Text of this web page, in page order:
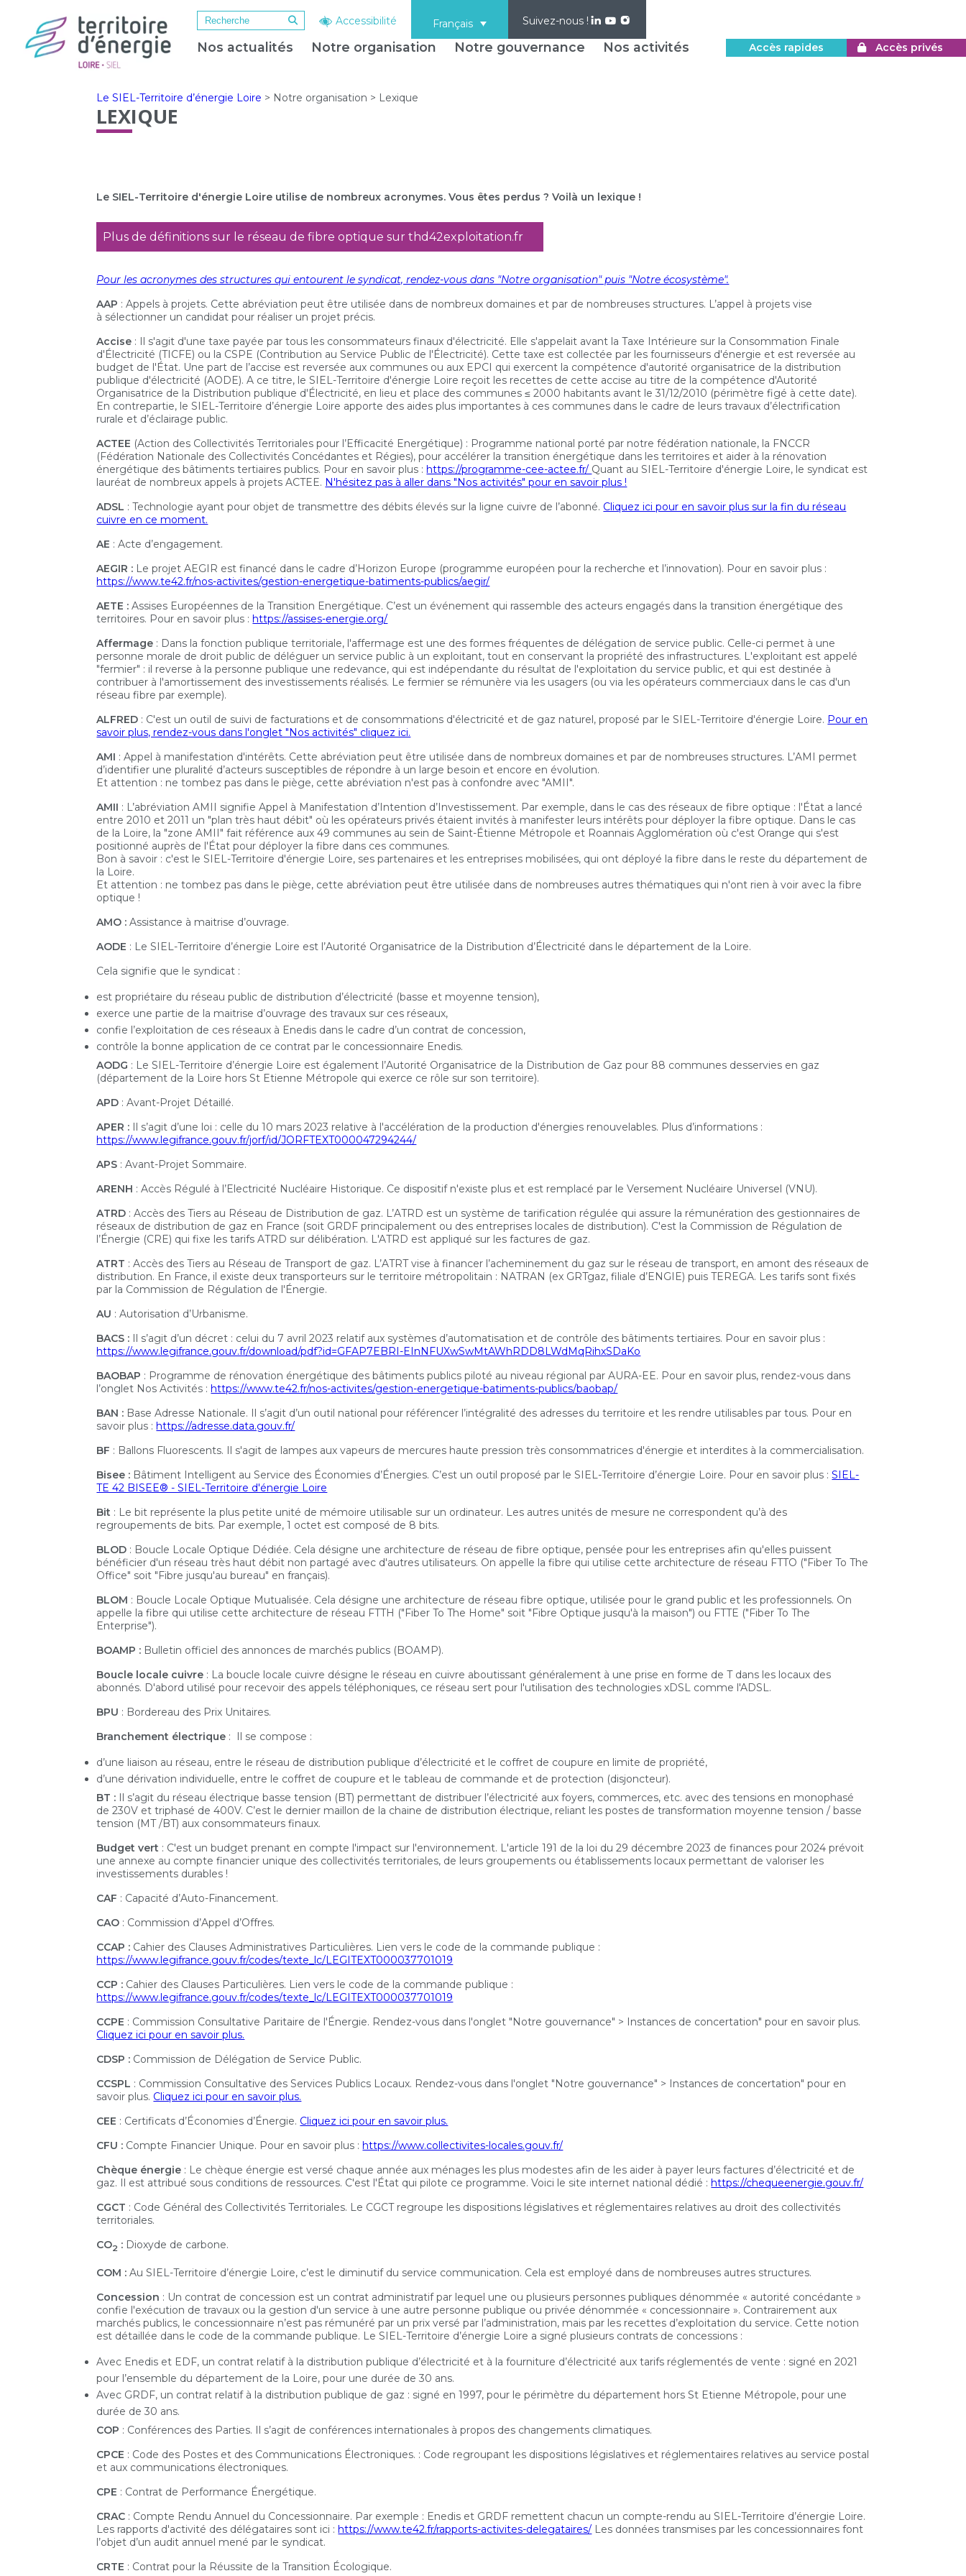
Accessibilité Français Suivez-nous !
Nos actualités Notre organisation Notre gouvernance Nos activités Accès rapides Accès privés
Le SIEL-Territoire d’énergie Loire > Notre organisation > Lexique
LEXIQUE
Le SIEL-Territoire d'énergie Loire utilise de nombreux acronymes. Vous êtes perdus ? Voilà un lexique !
Plus de définitions sur le réseau de fibre optique sur thd42exploitation.fr
Pour les acronymes des structures qui entourent le syndicat, rendez-vous dans "Notre organisation" puis "Notre écosystème".
AAP : Appels à projets. Cette abréviation peut être utilisée dans de nombreux domaines et par de nombreuses structures. L’appel à projets vise
à sélectionner un candidat pour réaliser un projet précis.
Accise : Il s'agit d'une taxe payée par tous les consommateurs finaux d'électricité. Elle s'appelait avant la Taxe Intérieure sur la Consommation Finale
d'Électricité (TICFE) ou la CSPE (Contribution au Service Public de l'Électricité). Cette taxe est collectée par les fournisseurs d'énergie et est reversée au
budget de l'État. Une part de l’accise est reversée aux communes ou aux EPCI qui exercent la compétence d'autorité organisatrice de la distribution
publique d'électricité (AODE). A ce titre, le SIEL-Territoire d'énergie Loire reçoit les recettes de cette accise au titre de la compétence d'Autorité
Organisatrice de la Distribution publique d'Électricité, en lieu et place des communes ≤ 2000 habitants avant le 31/12/2010 (périmètre figé à cette date).
En contrepartie, le SIEL-Territoire d’énergie Loire apporte des aides plus importantes à ces communes dans le cadre de leurs travaux d’électrification
rurale et d’éclairage public.
ACTEE (Action des Collectivités Territoriales pour l’Efficacité Energétique) : Programme national porté par notre fédération nationale, la FNCCR
(Fédération Nationale des Collectivités Concédantes et Régies), pour accélérer la transition énergétique dans les territoires et aider à la rénovation
énergétique des bâtiments tertiaires publics. Pour en savoir plus : https://programme-cee-actee.fr/ Quant au SIEL-Territoire d'énergie Loire, le syndicat est
lauréat de nombreux appels à projets ACTEE. N'hésitez pas à aller dans "Nos activités" pour en savoir plus !
ADSL : Technologie ayant pour objet de transmettre des débits élevés sur la ligne cuivre de l’abonné. Cliquez ici pour en savoir plus sur la fin du réseau
cuivre en ce moment.
AE : Acte d’engagement.
AEGIR : Le projet AEGIR est financé dans le cadre d’Horizon Europe (programme européen pour la recherche et l’innovation). Pour en savoir plus :
https://www.te42.fr/nos-activites/gestion-energetique-batiments-publics/aegir/
AETE : Assises Européennes de la Transition Energétique. C’est un événement qui rassemble des acteurs engagés dans la transition énergétique des
territoires. Pour en savoir plus : https://assises-energie.org/
Affermage : Dans la fonction publique territoriale, l'affermage est une des formes fréquentes de délégation de service public. Celle-ci permet à une
personne morale de droit public de déléguer un service public à un exploitant, tout en conservant la propriété des infrastructures. L'exploitant est appelé
"fermier" : il reverse à la personne publique une redevance, qui est indépendante du résultat de l'exploitation du service public, et qui est destinée à
contribuer à l'amortissement des investissements réalisés. Le fermier se rémunère via les usagers (ou via les opérateurs commerciaux dans le cas d'un
réseau fibre par exemple).
ALFRED : C'est un outil de suivi de facturations et de consommations d'électricité et de gaz naturel, proposé par le SIEL-Territoire d'énergie Loire. Pour en
savoir plus, rendez-vous dans l'onglet "Nos activités" cliquez ici.
AMI : Appel à manifestation d'intérêts. Cette abréviation peut être utilisée dans de nombreux domaines et par de nombreuses structures. L’AMI permet
d’identifier une pluralité d’acteurs susceptibles de répondre à un large besoin et encore en évolution.
Et attention : ne tombez pas dans le piège, cette abréviation n'est pas à confondre avec "AMII".
AMII : L’abréviation AMII signifie Appel à Manifestation d’Intention d’Investissement. Par exemple, dans le cas des réseaux de fibre optique : l'État a lancé
entre 2010 et 2011 un "plan très haut débit" où les opérateurs privés étaient invités à manifester leurs intérêts pour déployer la fibre optique. Dans le cas
de la Loire, la "zone AMII" fait référence aux 49 communes au sein de Saint-Étienne Métropole et Roannais Agglomération où c'est Orange qui s'est
positionné auprès de l'État pour déployer la fibre dans ces communes.
Bon à savoir : c'est le SIEL-Territoire d'énergie Loire, ses partenaires et les entreprises mobilisées, qui ont déployé la fibre dans le reste du département de
la Loire.
Et attention : ne tombez pas dans le piège, cette abréviation peut être utilisée dans de nombreuses autres thématiques qui n'ont rien à voir avec la fibre
optique !
AMO : Assistance à maitrise d’ouvrage.
AODE : Le SIEL-Territoire d’énergie Loire est l’Autorité Organisatrice de la Distribution d’Électricité dans le département de la Loire.
Cela signifie que le syndicat :
est propriétaire du réseau public de distribution d’électricité (basse et moyenne tension),
exerce une partie de la maitrise d’ouvrage des travaux sur ces réseaux,
confie l’exploitation de ces réseaux à Enedis dans le cadre d’un contrat de concession,
contrôle la bonne application de ce contrat par le concessionnaire Enedis.
AODG : Le SIEL-Territoire d’énergie Loire est également l’Autorité Organisatrice de la Distribution de Gaz pour 88 communes desservies en gaz
(département de la Loire hors St Etienne Métropole qui exerce ce rôle sur son territoire).
APD : Avant-Projet Détaillé.
APER : Il s’agit d’une loi : celle du 10 mars 2023 relative à l'accélération de la production d'énergies renouvelables. Plus d’informations :
https://www.legifrance.gouv.fr/jorf/id/JORFTEXT000047294244/
APS : Avant-Projet Sommaire.
ARENH : Accès Régulé à l’Electricité Nucléaire Historique. Ce dispositif n'existe plus et est remplacé par le Versement Nucléaire Universel (VNU).
ATRD : Accès des Tiers au Réseau de Distribution de gaz. L’ATRD est un système de tarification régulée qui assure la rémunération des gestionnaires de
réseaux de distribution de gaz en France (soit GRDF principalement ou des entreprises locales de distribution). C'est la Commission de Régulation de
l’Énergie (CRE) qui fixe les tarifs ATRD sur délibération. L'ATRD est appliqué sur les factures de gaz.
ATRT : Accès des Tiers au Réseau de Transport de gaz. L’ATRT vise à financer l’acheminement du gaz sur le réseau de transport, en amont des réseaux de
distribution. En France, il existe deux transporteurs sur le territoire métropolitain : NATRAN (ex GRTgaz, filiale d’ENGIE) puis TEREGA. Les tarifs sont fixés
par la Commission de Régulation de l'Énergie.
AU : Autorisation d’Urbanisme.
BACS : Il s’agit d’un décret : celui du 7 avril 2023 relatif aux systèmes d’automatisation et de contrôle des bâtiments tertiaires. Pour en savoir plus :
https://www.legifrance.gouv.fr/download/pdf?id=GFAP7EBRI-EInNFUXwSwMtAWhRDD8LWdMqRihxSDaKo
BAOBAP : Programme de rénovation énergétique des bâtiments publics piloté au niveau régional par AURA-EE. Pour en savoir plus, rendez-vous dans
l’onglet Nos Activités : https://www.te42.fr/nos-activites/gestion-energetique-batiments-publics/baobap/
BAN : Base Adresse Nationale. Il s’agit d’un outil national pour référencer l’intégralité des adresses du territoire et les rendre utilisables par tous. Pour en
savoir plus : https://adresse.data.gouv.fr/
BF : Ballons Fluorescents. Il s'agit de lampes aux vapeurs de mercures haute pression très consommatrices d'énergie et interdites à la commercialisation.
Bisee : Bâtiment Intelligent au Service des Économies d’Énergies. C’est un outil proposé par le SIEL-Territoire d’énergie Loire. Pour en savoir plus :SIEL-
TE 42 BISEE® - SIEL-Territoire d'énergie Loire
Bit : Le bit représente la plus petite unité de mémoire utilisable sur un ordinateur. Les autres unités de mesure ne correspondent qu’à des
regroupements de bits. Par exemple, 1 octet est composé de 8 bits.
BLOD : Boucle Locale Optique Dédiée. Cela désigne une architecture de réseau de fibre optique, pensée pour les entreprises afin qu'elles puissent
bénéficier d'un réseau très haut débit non partagé avec d'autres utilisateurs. On appelle la fibre qui utilise cette architecture de réseau FTTO ("Fiber To The
Office" soit "Fibre jusqu'au bureau" en français).
BLOM : Boucle Locale Optique Mutualisée. Cela désigne une architecture de réseau fibre optique, utilisée pour le grand public et les professionnels. On
appelle la fibre qui utilise cette architecture de réseau FTTH ("Fiber To The Home" soit "Fibre Optique jusqu'à la maison") ou FTTE ("Fiber To The
Enterprise").
BOAMP : Bulletin officiel des annonces de marchés publics (BOAMP).
Boucle locale cuivre : La boucle locale cuivre désigne le réseau en cuivre aboutissant généralement à une prise en forme de T dans les locaux des
abonnés. D'abord utilisé pour recevoir des appels téléphoniques, ce réseau sert pour l'utilisation des technologies xDSL comme l'ADSL.
BPU : Bordereau des Prix Unitaires.
Branchement électrique : Il se compose :
d’une liaison au réseau, entre le réseau de distribution publique d’électricité et le coffret de coupure en limite de propriété,
d’une dérivation individuelle, entre le coffret de coupure et le tableau de commande et de protection (disjoncteur).
BT : Il s’agit du réseau électrique basse tension (BT) permettant de distribuer l’électricité aux foyers, commerces, etc. avec des tensions en monophasé
de 230V et triphasé de 400V. C’est le dernier maillon de la chaine de distribution électrique, reliant les postes de transformation moyenne tension / basse
tension (MT /BT) aux consommateurs finaux.
Budget vert : C'est un budget prenant en compte l'impact sur l'environnement. L'article 191 de la loi du 29 décembre 2023 de finances pour 2024 prévoit
une annexe au compte financier unique des collectivités territoriales, de leurs groupements ou établissements locaux permettant de valoriser les
investissements durables !
CAF : Capacité d’Auto-Financement.
CAO : Commission d’Appel d’Offres.
CCAP : Cahier des Clauses Administratives Particulières. Lien vers le code de la commande publique :
https://www.legifrance.gouv.fr/codes/texte_lc/LEGITEXT000037701019
CCP : Cahier des Clauses Particulières. Lien vers le code de la commande publique :
https://www.legifrance.gouv.fr/codes/texte_lc/LEGITEXT000037701019
CCPE : Commission Consultative Paritaire de l'Énergie. Rendez-vous dans l'onglet "Notre gouvernance" > Instances de concertation" pour en savoir plus.
Cliquez ici pour en savoir plus.
CDSP : Commission de Délégation de Service Public.
CCSPL : Commission Consultative des Services Publics Locaux. Rendez-vous dans l'onglet "Notre gouvernance" > Instances de concertation" pour en
savoir plus. Cliquez ici pour en savoir plus.
CEE : Certificats d’Économies d’Énergie. Cliquez ici pour en savoir plus.
CFU : Compte Financier Unique. Pour en savoir plus : https://www.collectivites-locales.gouv.fr/
Chèque énergie : Le chèque énergie est versé chaque année aux ménages les plus modestes afin de les aider à payer leurs factures d’électricité et de
gaz. Il est attribué sous conditions de ressources. C'est l'État qui pilote ce programme. Voici le site internet national dédié : https://chequeenergie.gouv.fr/
CGCT : Code Général des Collectivités Territoriales. Le CGCT regroupe les dispositions législatives et réglementaires relatives au droit des collectivités
territoriales.
CO2 : Dioxyde de carbone.
COM :Au SIEL-Territoire d’énergie Loire, c’est le diminutif du service communication. Cela est employé dans de nombreuses autres structures.
Concession : Un contrat de concession est un contrat administratif par lequel une ou plusieurs personnes publiques dénommée « autorité concédante »
confie l'exécution de travaux ou la gestion d'un service à une autre personne publique ou privée dénommée « concessionnaire ». Contrairement aux
marchés publics, le concessionnaire n’est pas rémunéré par un prix versé par l’administration, mais par les recettes d’exploitation du service. Cette notion
est détaillée dans le code de la commande publique. Le SIEL-Territoire d’énergie Loire a signé plusieurs contrats de concessions :
Avec Enedis et EDF, un contrat relatif à la distribution publique d’électricité et à la fourniture d’électricité aux tarifs réglementés de vente : signé en 2021
pour l’ensemble du département de la Loire, pour une durée de 30 ans.
Avec GRDF, un contrat relatif à la distribution publique de gaz : signé en 1997, pour le périmètre du département hors St Etienne Métropole, pour une
durée de 30 ans.
COP : Conférences des Parties. Il s’agit de conférences internationales à propos des changements climatiques.
CPCE : Code des Postes et des Communications Électroniques. : Code regroupant les dispositions législatives et réglementaires relatives au service postal
et aux communications électroniques.
CPE : Contrat de Performance Énergétique.
CRAC : Compte Rendu Annuel du Concessionnaire. Par exemple : Enedis et GRDF remettent chacun un compte-rendu au SIEL-Territoire d’énergie Loire.
Les rapports d'activité des délégataires sont ici :https://www.te42.fr/rapports-activites-delegataires/ Les données transmises par les concessionnaires font
l’objet d’un audit annuel mené par le syndicat.
CRTE : Contrat pour la Réussite de la Transition Écologique.